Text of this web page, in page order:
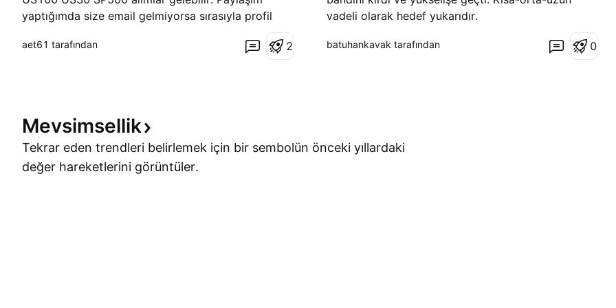
yaptığımda size email gelmiyorsa sırasıyla profil
bulunan eposta seçeneklerinin seçili olmasına
aet61 tarafından 2
vadeli olarak hedef yukarıdır.
batuhankavak tarafından 0
Mevsimsellik
Tekrar eden trendleri belirlemek için bir sembolün önceki yıllardaki
değer hareketlerini görüntüler.